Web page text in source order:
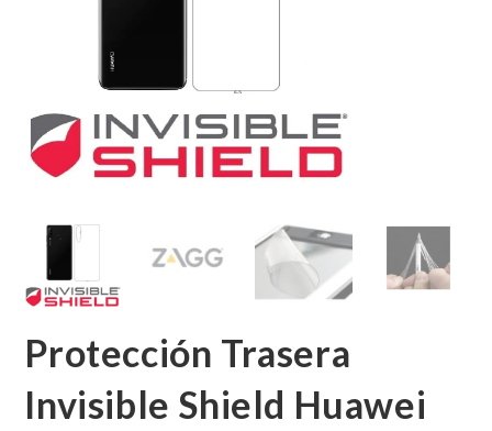
Protección Trasera
Invisible Shield Huawei